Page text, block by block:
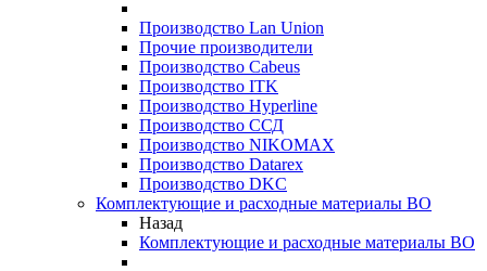
Производство Lan Union
Прочие производители
Производство Cabeus
Производство ITK
Производство Hyperline
Производство ССД
Производство NIKOMAX
Производство Datarex
Производство DKC
Комплектующие и расходные материалы ВО
Назад
Комплектующие и расходные материалы ВО